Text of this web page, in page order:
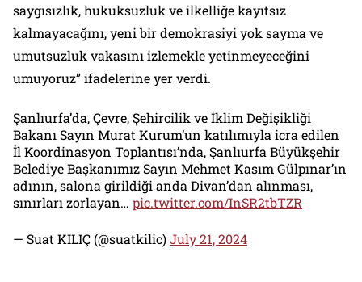
saygısızlık, hukuksuzluk ve ilkelliğe kayıtsız
kalmayacağını, yeni bir demokrasiyi yok sayma ve
umutsuzluk vakasını izlemekle yetinmeyeceğini
umuyoruz” ifadelerine yer verdi.
Şanlıurfa’da, Çevre, Şehircilik ve İklim Değişikliği
Bakanı Sayın Murat Kurum’un katılımıyla icra edilen
İl Koordinasyon Toplantısı’nda, Şanlıurfa Büyükşehir
Belediye Başkanımız Sayın Mehmet Kasım Gülpınar’ın
adının, salona girildiği anda Divan’dan alınması,
sınırları zorlayan… pic.twitter.com/InSR2tbTZR
— Suat KILIÇ (@suatkilic)July 21, 2024